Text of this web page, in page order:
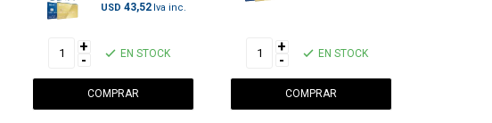
USD 43,52
+
- EN STOCK +
- EN STOCK